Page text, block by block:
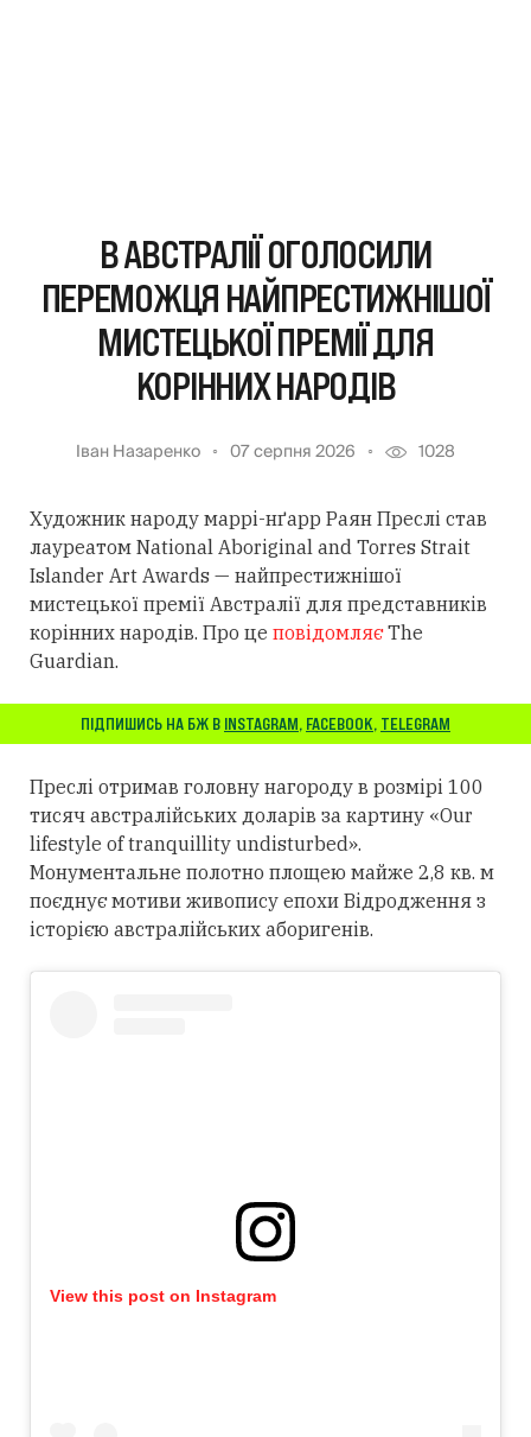
В АВСТРАЛІЇ ОГОЛОСИЛИ
ПЕРЕМОЖЦЯ НАЙПРЕСТИЖНІШОЇ
МИСТЕЦЬКОЇ ПРЕМІЇ ДЛЯ
КОРІННИХ НАРОДІВ
Іван Назаренко 07 серпня 2026 1028
Художник народу маррі-нґарр Раян Преслі став
лауреатом National Aboriginal and Torres Strait
Islander Art Awards — найпрестижнішої
мистецької премії Австралії для представників
корінних народів. Про це повідомляєThe
Guardian.
ПІДПИШИСЬ НА БЖ В INSTAGRAM, FACEBOOK, TELEGRAM
Преслі отримав головну нагороду в розмірі 100
тисяч австралійських доларів за картину «Our
lifestyle of tranquillity undisturbed».
Монументальне полотно площею майже 2,8 кв. м
поєднує мотиви живопису епохи Відродження з
історією австралійських аборигенів.
View this post on Instagram